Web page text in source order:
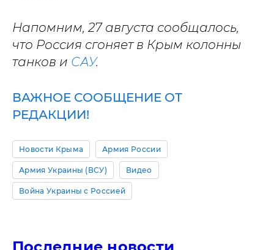
Напомним, 27 августа сообщалось,
что Россия сгоняет в Крым колонны
танков и САУ.
ВАЖНОЕ СООБЩЕНИЕ ОТ
РЕДАКЦИИ!
Новости Крыма Армия России
Армия Украины (ВСУ) Видео
Война Украины с Россией
Последние новости